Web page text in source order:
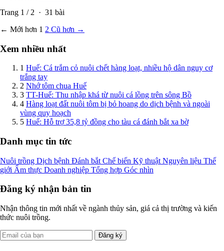
Trang 1 / 2 · 31 bài
← Mới hơn 1 2 Cũ hơn →
Xem nhiều nhất
1 Huế: Cá trắm cỏ nuôi chết hàng loạt, nhiều hộ dân nguy cơ
trắng tay
2 Nhớ tôm chua Huế
3 TT-Huế: Thu nhập khá từ nuôi cá lồng trên sông Bồ
4 Hàng loạt đất nuôi tôm bị bỏ hoang do dịch bệnh và ngoài
vùng quy hoạch
5 Huế: Hỗ trợ 35,8 tỷ đồng cho tàu cá đánh bắt xa bờ
Danh mục tin tức
Nuôi trồng Dịch bệnh Đánh bắt Chế biến Kỹ thuật Nguyên liệu Thế
giới Ẩm thực Doanh nghiệp Tổng hợp Góc nhìn
Đăng ký nhận bản tin
Nhận thông tin mới nhất về ngành thủy sản, giá cả thị trường và kiến
thức nuôi trồng.
Đăng ký